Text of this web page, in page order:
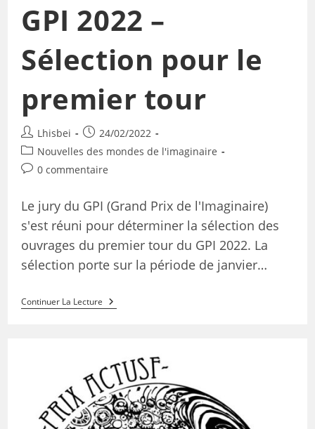
GPI 2022 –
Sélection pour le
premier tour
Lhisbei
24/02/2022
Nouvelles des mondes de l'imaginaire
0 commentaire
Le jury du GPI (Grand Prix de l'Imaginaire)
s'est réuni pour déterminer la sélection des
ouvrages du premier tour du GPI 2022. La
sélection porte sur la période de janvier…
Continuer La Lecture